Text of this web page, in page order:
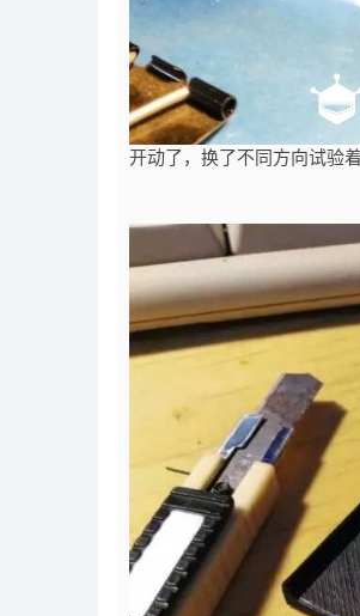
开动了，换了不同方向试验着